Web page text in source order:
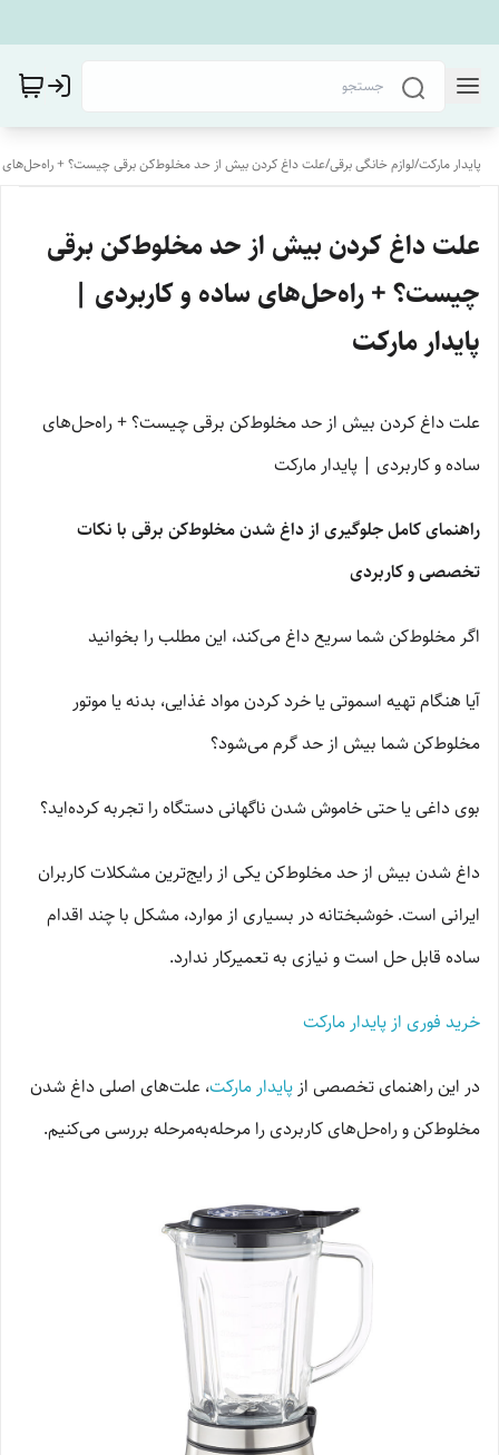
پایدار مارکت/لوازم خانگی برقی/علت داغ کردن بیش از حد مخلوط‌کن برقی چیست؟ + راه‌حل‌های
علت داغ کردن بیش از حد مخلوط‌کن برقی
چیست؟ + راه‌حل‌های ساده و کاربردی |
پایدار مارکت
علت داغ کردن بیش از حد مخلوط‌کن برقی چیست؟ + راه‌حل‌های
ساده و کاربردی | پایدار مارکت
راهنمای کامل جلوگیری از داغ شدن مخلوط‌کن برقی با نکات
تخصصی و کاربردی
اگر مخلوط‌کن شما سریع داغ می‌کند، این مطلب را بخوانید
آیا هنگام تهیه اسموتی یا خرد کردن مواد غذایی، بدنه یا موتور
مخلوط‌کن شما بیش از حد گرم می‌شود؟
بوی داغی یا حتی خاموش شدن ناگهانی دستگاه را تجربه کرده‌اید؟
داغ شدن بیش از حد مخلوط‌کن یکی از رایج‌ترین مشکلات کاربران
ایرانی است. خوشبختانه در بسیاری از موارد، مشکل با چند اقدام
ساده قابل حل است و نیازی به تعمیرکار ندارد.
خرید فوری از پایدار مارکت
در این راهنمای تخصصی از پایدار مارکت، علت‌های اصلی داغ شدن
مخلوط‌کن و راه‌حل‌های کاربردی را مرحله‌به‌مرحله بررسی می‌کنیم.